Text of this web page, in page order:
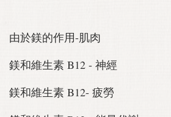
由於鎂的作用-肌肉
鎂和維生素 B12 - 神經
鎂和維生素 B12- 疲勞